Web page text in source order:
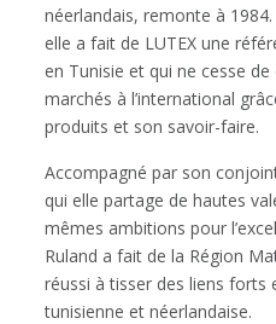
néerlandais, remonte à
elle a fait de LUTEX une
en Tunisie et qui ne cesse
marchés à l’international
produits et son savoir-faire.
Accompagné par son
qui elle partage de hautes
mêmes ambitions pour
Ruland a fait de la Région
réussi à tisser des liens forts
tunisienne et néerlandaise.